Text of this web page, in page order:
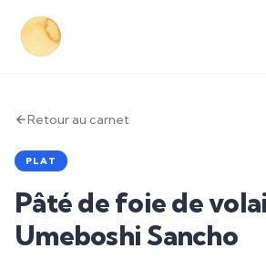
Retour au carnet
PLAT
Pâté de foie de
Umeboshi Sancho